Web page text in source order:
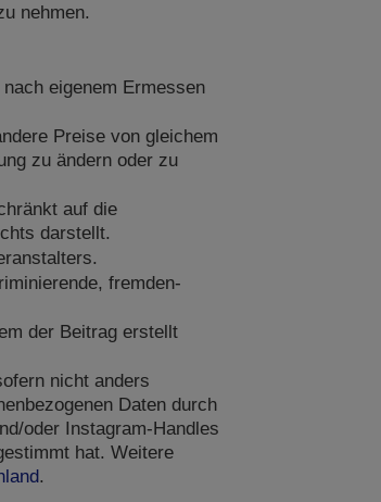
nehmen.
eigenem Ermessen
Preise von gleichem
zu ändern oder zu
auf die
darstellt.
fremden-
der Beitrag erstellt
nicht anders
Daten durch
oder Instagram-Handles
hat. Weitere
.